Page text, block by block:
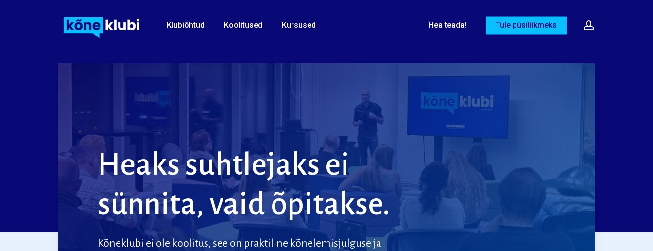
Klubiõhtud Koolitused Kursused Hea teada! Tule püsiliikmeks account
Heakssuhtlejaksei
sünnita, vaid õpitakse.
Kõneklubi ei ole koolitus, seeon praktiline kõnelemisjulguse ja